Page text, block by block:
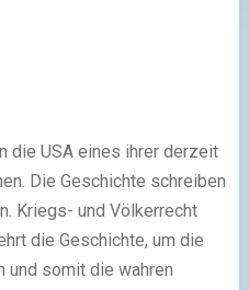
die USA eines ihrer derzeit
Die Geschichte schreiben
Kriegs- und Völkerrecht
die Geschichte, um die
und somit die wahren